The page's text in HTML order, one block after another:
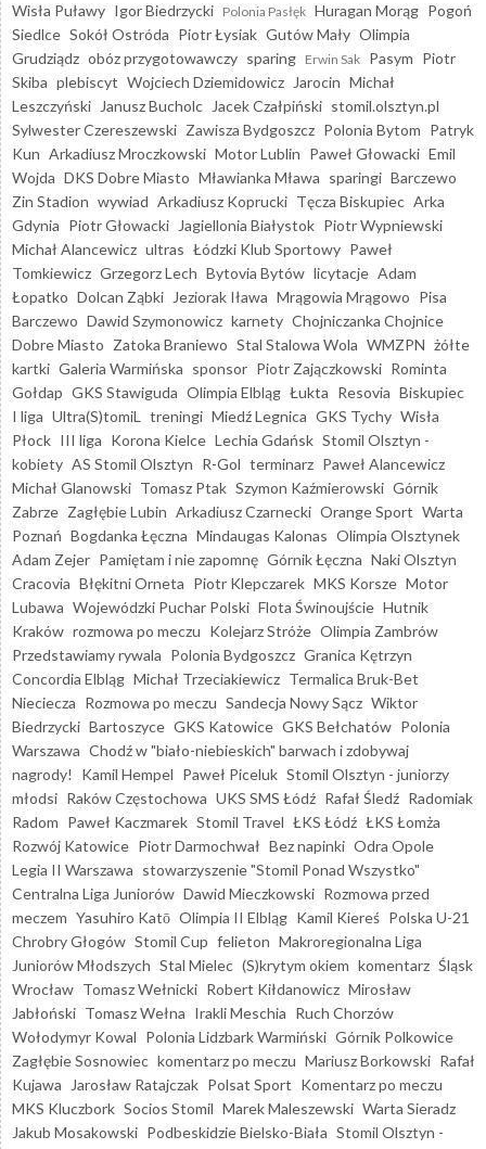
Wisła Puławy Igor Biedrzycki Polonia Pasłęk Huragan Morąg Pogoń
Siedlce Sokół Ostróda Piotr Łysiak Gutów Mały Olimpia
Grudziądz obóz przygotowawczy sparing Erwin Sak Pasym Piotr
Skiba plebiscyt Wojciech Dziemidowicz Jarocin Michał
Leszczyński
Janusz Bucholc Jacek Czałpiński stomil.olsztyn.pl
Sylwester Czereszewski Zawisza Bydgoszcz Polonia Bytom Patryk
Kun Arkadiusz Mroczkowski Motor Lublin Paweł Głowacki Emil
Wojda DKS Dobre Miasto Mławianka Mława sparingi Barczewo
Zin Stadion wywiad Arkadiusz Koprucki Tęcza Biskupiec Arka
Gdynia Piotr Głowacki Jagiellonia Białystok Piotr Wypniewski
Michał Alancewicz ultras Łódzki Klub Sportowy Paweł
Tomkiewicz Grzegorz Lech Bytovia Bytów licytacje Adam
Łopatko Dolcan Ząbki Jeziorak Iława Mrągowia Mrągowo Pisa
Barczewo Dawid Szymonowicz karnety Chojniczanka Chojnice
Dobre Miasto Zatoka Braniewo Stal Stalowa Wola WMZPN żółte
kartki Galeria Warmińska sponsor Piotr Zajączkowski Rominta
Gołdap GKS Stawiguda Olimpia Elbląg Łukta Resovia Biskupiec
I liga Ultra(S)tomiL treningi Miedź Legnica GKS Tychy Wisła
Płock III liga Korona Kielce Lechia Gdańsk Stomil Olsztyn -
kobiety AS Stomil Olsztyn R-Gol terminarz Paweł Alancewicz
Michał Glanowski Tomasz Ptak Szymon Kaźmierowski Górnik
Zabrze Zagłębie Lubin Arkadiusz Czarnecki Orange Sport Warta
Poznań Bogdanka Łęczna Mindaugas Kalonas Olimpia Olsztynek
Adam Zejer Pamiętam i nie zapomnę Górnik Łęczna Naki Olsztyn
Cracovia Błękitni Orneta Piotr Klepczarek MKS Korsze Motor
Lubawa Wojewódzki Puchar Polski Flota Świnoujście Hutnik
Kraków rozmowa po meczu Kolejarz Stróże Olimpia Zambrów
Przedstawiamy rywala Polonia Bydgoszcz Granica Kętrzyn
Concordia Elbląg Michał Trzeciakiewicz Termalica Bruk-Bet
Nieciecza Rozmowa po meczu Sandecja Nowy Sącz Wiktor
Biedrzycki Bartoszyce GKS Katowice GKS Bełchatów Polonia
Warszawa Chodź w "biało-niebieskich" barwach i zdobywaj
nagrody!
Kamil Hempel Paweł Piceluk Stomil Olsztyn - juniorzy
młodsi Raków Częstochowa UKS SMS Łódź Rafał Śledź Radomiak
Radom Paweł Kaczmarek Stomil Travel ŁKS Łódź ŁKS Łomża
Rozwój Katowice Piotr Darmochwał Bez napinki Odra Opole
Legia II Warszawa stowarzyszenie "Stomil Ponad Wszystko"
Centralna Liga Juniorów Dawid Mieczkowski Rozmowa przed
meczem Yasuhiro Katō Olimpia II Elbląg Kamil Kiereś Polska U-21
Chrobry Głogów Stomil Cup felieton Makroregionalna Liga
Juniorów Młodszych Stal Mielec (S)krytym okiem komentarz Śląsk
Wrocław Tomasz Wełnicki Robert Kiłdanowicz Mirosław
Jabłoński Tomasz Wełna Irakli Meschia Ruch Chorzów
Wołodymyr Kowal Polonia Lidzbark Warmiński Górnik Polkowice
Zagłębie Sosnowiec komentarz po meczu Mariusz Borkowski Rafał
Kujawa
Jarosław Ratajczak Polsat Sport Komentarz po meczu
MKS Kluczbork Socios Stomil Marek Maleszewski Warta Sieradz
Jakub Mosakowski Podbeskidzie Bielsko-Biała Stomil Olsztyn -